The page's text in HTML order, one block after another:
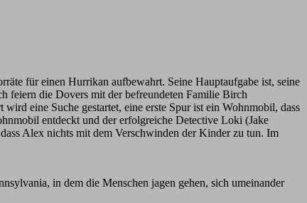
für einen Hurrikan aufbewahrt. Seine Hauptaufgabe ist, seine
feiern die Dovers mit der befreundeten Familie Birch
eine Suche gestartet, eine erste Spur ist ein Wohnmobil, dass
entdeckt und der erfolgreiche Detective Loki (Jake
Alex nichts mit dem Verschwinden der Kinder zu tun. Im
in dem die Menschen jagen gehen, sich umeinander